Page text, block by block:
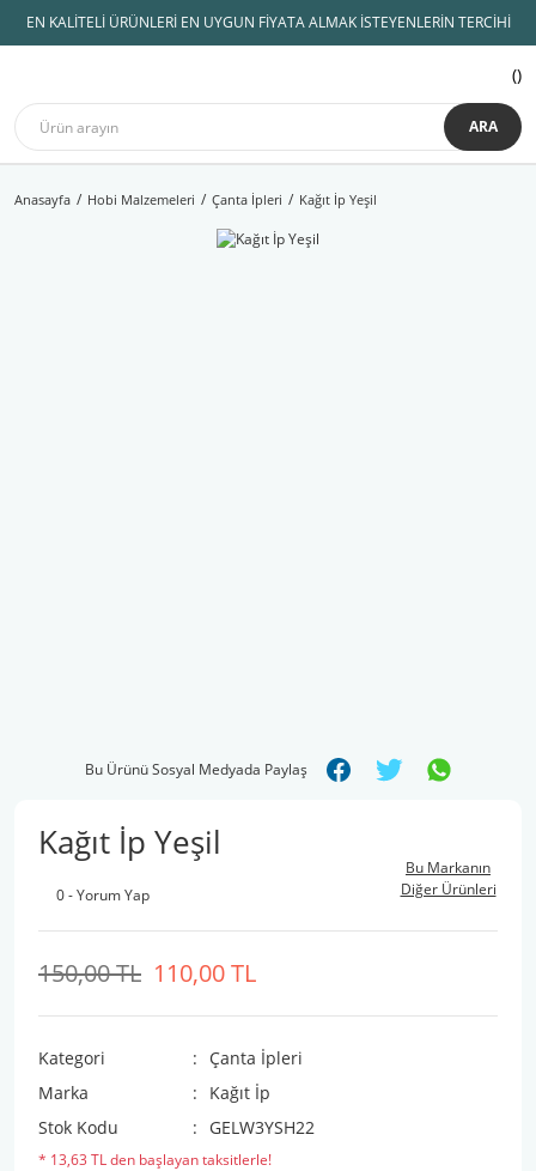
EN KALİTELİ ÜRÜNLERİ EN UYGUN FİYATA ALMAK İSTEYENLERİN TERCİHİ
ARA
Anasayfa Hobi Malzemeleri Çanta İpleri Kağıt İp Yeşil
Bu Ürünü Sosyal Medyada Paylaş
Kağıt İp Yeşil
0 - Yorum Yap
Bu Markanın
Diğer Ürünleri
110,00 TL
150,00 TL
Kategori
Çanta İpleri
Marka
Kağıt İp
Stok Kodu
GELW3YSH22
* 13,63 TL den başlayan taksitlerle!